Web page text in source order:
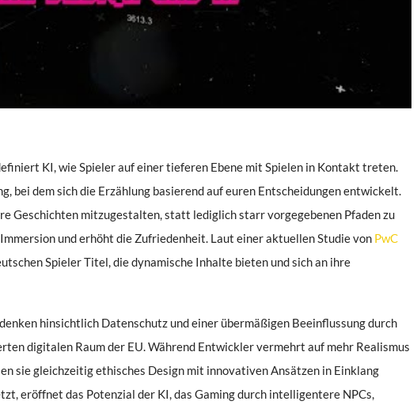
KI, wie Spieler auf einer tieferen Ebene mit Spielen in Kontakt treten.
bei dem sich die Erzählung basierend auf euren Entscheidungen entwickelt.
Geschichten mitzugestalten, statt lediglich starr vorgegebenen Pfaden zu
und erhöht die Zufriedenheit. Laut einer aktuellen Studie von PwC
Spieler Titel, die dynamische Inhalte bieten und sich an ihre
hinsichtlich Datenschutz und einer übermäßigen Beeinflussung durch
digitalen Raum der EU. Während Entwickler vermehrt auf mehr Realismus
sie gleichzeitig ethisches Design mit innovativen Ansätzen in Einklang
eröffnet das Potenzial der KI, das Gaming durch intelligentere NPCs,